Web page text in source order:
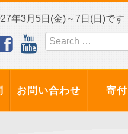
年3月5日(金)～7日(日)です
お問い合わせ 寄付